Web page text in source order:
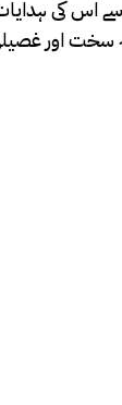
کی ہدایات
اور